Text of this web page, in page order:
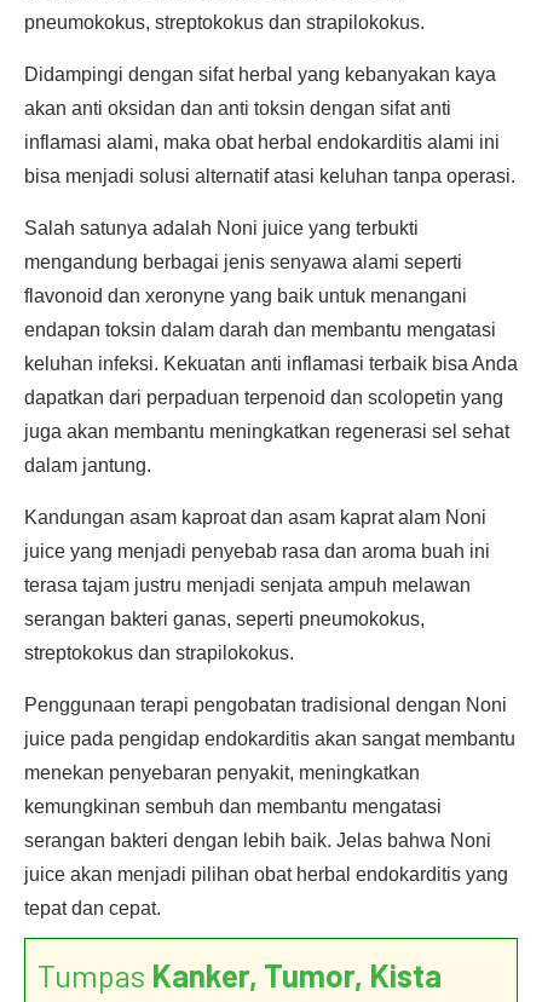
pneumokokus, streptokokus dan strapilokokus.
Didampingi dengan sifat herbal yang kebanyakan kaya
akan anti oksidan dan anti toksin dengan sifat anti
inflamasi alami, maka obat herbal endokarditis alami ini
bisa menjadi solusi alternatif atasi keluhan tanpa operasi.
Salah satunya adalah Noni juice yang terbukti
mengandung berbagai jenis senyawa alami seperti
flavonoid dan xeronyne yang baik untuk menangani
endapan toksin dalam darah dan membantu mengatasi
keluhan infeksi. Kekuatan anti inflamasi terbaik bisa Anda
dapatkan dari perpaduan terpenoid dan scolopetin yang
juga akan membantu meningkatkan regenerasi sel sehat
dalam jantung.
Kandungan asam kaproat dan asam kaprat alam Noni
juice yang menjadi penyebab rasa dan aroma buah ini
terasa tajam justru menjadi senjata ampuh melawan
serangan bakteri ganas, seperti pneumokokus,
streptokokus dan strapilokokus.
Penggunaan terapi pengobatan tradisional dengan Noni
juice pada pengidap endokarditis akan sangat membantu
menekan penyebaran penyakit, meningkatkan
kemungkinan sembuh dan membantu mengatasi
serangan bakteri dengan lebih baik. Jelas bahwa Noni
juice akan menjadi pilihan obat herbal endokarditis yang
tepat dan cepat.
Tumpas Kanker, Tumor, Kista